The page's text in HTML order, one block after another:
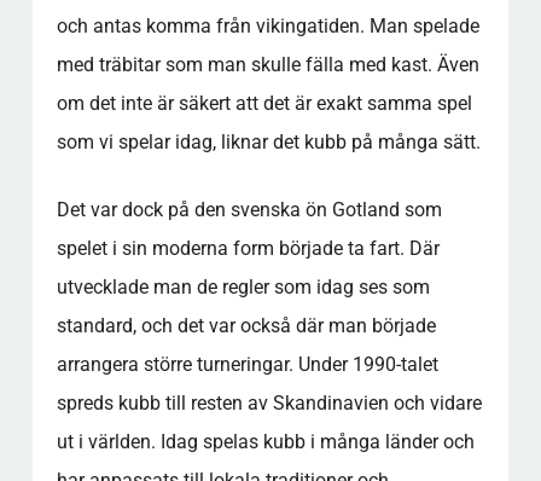
och antas komma från vikingatiden. Man spelade
med träbitar som man skulle fälla med kast. Även
om det inte är säkert att det är exakt samma spel
som vi spelar idag, liknar det kubb på många sätt.
Det var dock på den svenska ön Gotland som
spelet i sin moderna form började ta fart. Där
utvecklade man de regler som idag ses som
standard, och det var också där man började
arrangera större turneringar. Under 1990-talet
spreds kubb till resten av Skandinavien och vidare
ut i världen. Idag spelas kubb i många länder och